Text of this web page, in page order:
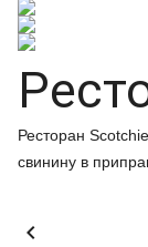
Ресторан
свинину в
